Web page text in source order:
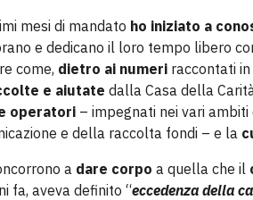
mesi di mandato ho iniziato a
e dedicano il loro tempo libero
come, dietro ai numeri raccontati
e aiutate dalla Casa della
operatori – impegnati nei vari
e della raccolta fondi – e la
a dare corpo a quella che il
fa, aveva definito “eccedenza della